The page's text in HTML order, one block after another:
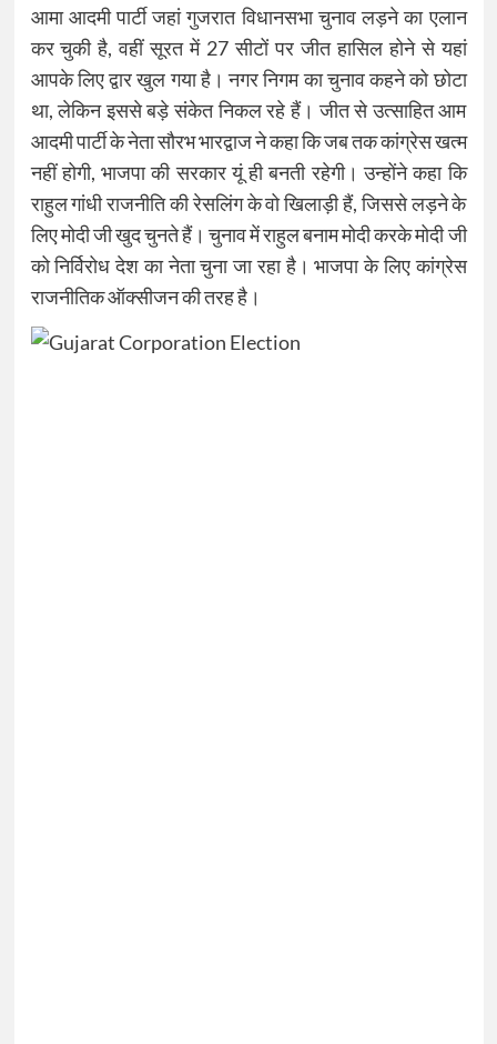
आमा आदमी पार्टी जहां गुजरात विधानसभा चुनाव लड़ने का एलान
कर चुकी है, वहीं सूरत में 27 सीटों पर जीत हासिल होने से यहां
आपके लिए द्वार खुल गया है। नगर निगम का चुनाव कहने को छोटा
था, लेकिन इससे बड़े संकेत निकल रहे हैं। जीत से उत्साहित आम
आदमी पार्टी के नेता सौरभ भारद्वाज ने कहा कि जब तक कांग्रेस खत्म
नहीं होगी, भाजपा की सरकार यूं ही बनती रहेगी। उन्होंने कहा कि
राहुल गांधी राजनीति की रेसलिंग के वो खिलाड़ी हैं, जिससे लड़ने के
लिए मोदी जी खुद चुनते हैं। चुनाव में राहुल बनाम मोदी करके मोदी जी
को निर्विरोध देश का नेता चुना जा रहा है। भाजपा के लिए कांग्रेस
राजनीतिक ऑक्सीजन की तरह है।